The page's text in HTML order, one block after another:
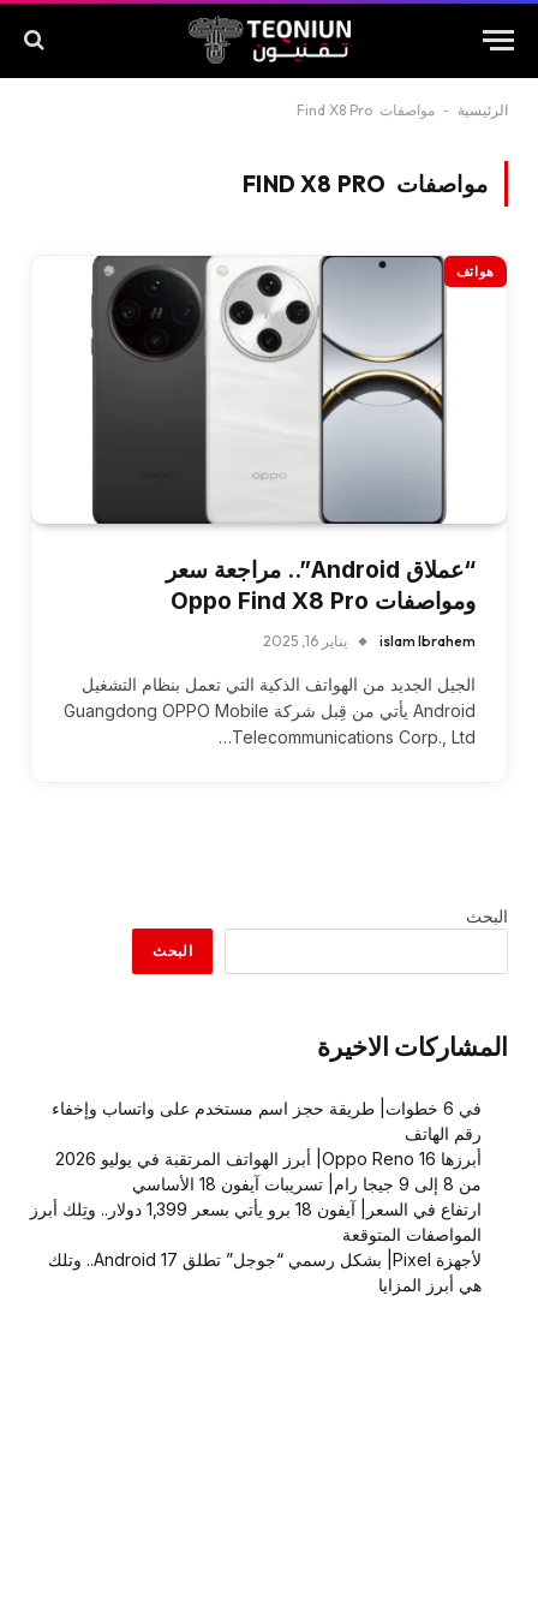
الرئيسية - مواصفات Find X8 Pro
مواصفات FIND X8 PRO
هواتف
“عملاق Android”.. مراجعة سعر
ومواصفات Oppo Find X8 Pro
islam Ibrahem يناير 16, 2025
الجيل الجديد من الهواتف الذكية التي تعمل بنظام التشغيل
Android يأتي من قِبل شركة Guangdong OPPO Mobile
Telecommunications Corp., Ltd…
البحث
البحث
المشاركات الاخيرة
في 6 خطوات| طريقة حجز اسم مستخدم على واتساب وإخفاء
رقم الهاتف
أبرزها Oppo Reno 16| أبرز الهواتف المرتقبة في يوليو 2026
من 8 إلى 9 جيجا رام| تسريبات آيفون 18 الأساسي
ارتفاع في السعر| آيفون 18 برو يأتي بسعر 1,399 دولار.. وتِلك أبرز
المواصفات المتوقعة
لأجهزة Pixel| بشكل رسمي “جوجل” تطلق Android 17.. وتلك
هي أبرز المزايا